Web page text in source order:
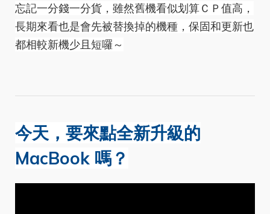
忘記一分錢一分貨，雖然舊機看似划算ＣＰ值高，
長期來看也是會先被替換掉的機種，保固和更新也
都相較新機少且短囉～
今天，要來點全新升級的
MacBook 嗎？